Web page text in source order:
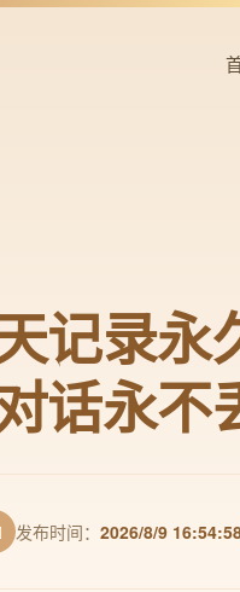
记录永
话永不
发布时间： 2026/8/9